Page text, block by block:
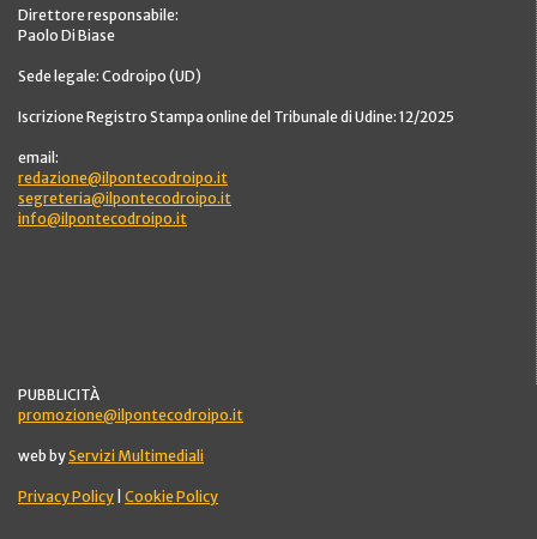
Direttore responsabile:
Paolo Di Biase
Sede legale: Codroipo (UD)
Iscrizione Registro Stampa online del Tribunale di Udine: 12/2025
email:
redazione@ilpontecodroipo.it
segreteria@ilpontecodroipo.it
info@ilpontecodroipo.it
PUBBLICITÀ
promozione@ilpontecodroipo.it
web byServizi Multimediali
Privacy Policy Cookie Policy